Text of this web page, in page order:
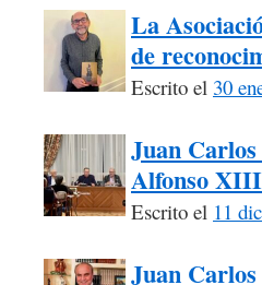
La
de
Escrito el 30
Juan
Alfonso
Escrito el 11
Juan